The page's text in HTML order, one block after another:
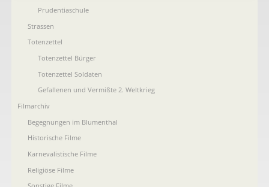
Prudentiaschule
Strassen
Totenzettel
Totenzettel Bürger
Totenzettel Soldaten
Gefallenen und Vermißte 2. Weltkrieg
Filmarchiv
Begegnungen im Blumenthal
Historische Filme
Karnevalistische Filme
Religiöse Filme